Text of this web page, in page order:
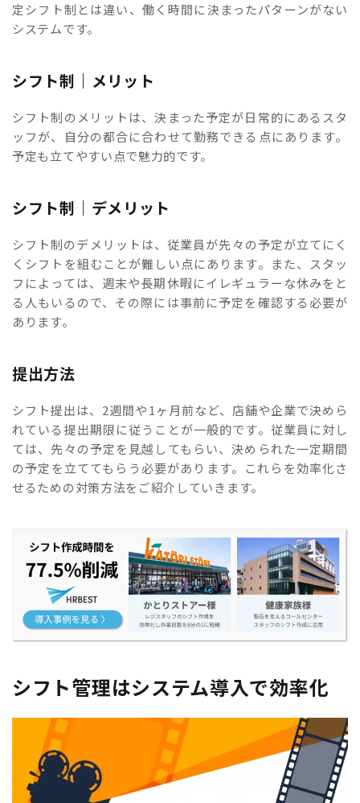
定シフト制とは違い、働く時間に決まったパターンがない
システムです。
シフト制｜メリット
シフト制のメリットは、決まった予定が日常的にあるスタ
ッフが、自分の都合に合わせて勤務できる点にあります。
予定も立てやすい点で魅力的です。
シフト制｜デメリット
シフト制のデメリットは、従業員が先々の予定が立てにく
くシフトを組むことが難しい点にあります。また、スタッ
フによっては、週末や長期休暇にイレギュラーな休みをと
る人もいるので、その際には事前に予定を確認する必要が
あります。
提出方法
シフト提出は、2週間や1ヶ月前など、店舗や企業で決めら
れている提出期限に従うことが一般的です。従業員に対し
ては、先々の予定を見越してもらい、決められた一定期間
の予定を立ててもらう必要があります。これらを効率化さ
せるための対策方法をご紹介していきます。
シフト管理はシステム導入で効率化